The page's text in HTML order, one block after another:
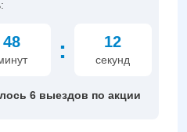
48 : 11
секунд
6 выездов по акции